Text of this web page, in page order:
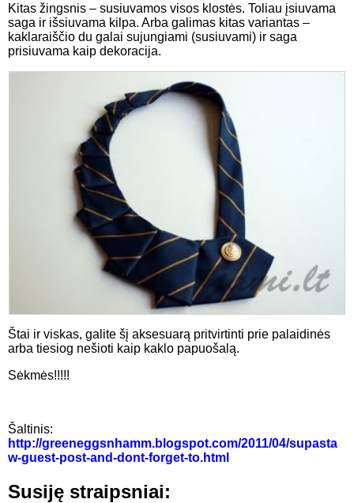
Kitas žingsnis – susiuvamos visos klostės. Toliau įsiuvama
saga ir išsiuvama kilpa. Arba galimas kitas variantas –
kaklaraiščio du galai sujungiami (susiuvami) ir saga
prisiuvama kaip dekoracija.
Štai ir viskas, galite šį aksesuarą pritvirtinti prie palaidinės
arba tiesiog nešioti kaip kaklo papuošalą.
Sėkmės!!!!!
Šaltinis:
http://greeneggsnhamm.blogspot.com/2011/04/supasta
w-guest-post-and-dont-forget-to.html
Susiję straipsniai: